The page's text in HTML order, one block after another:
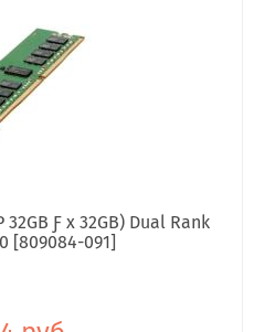
Ƒ x 32GB) Dual Rank
[809084-091]